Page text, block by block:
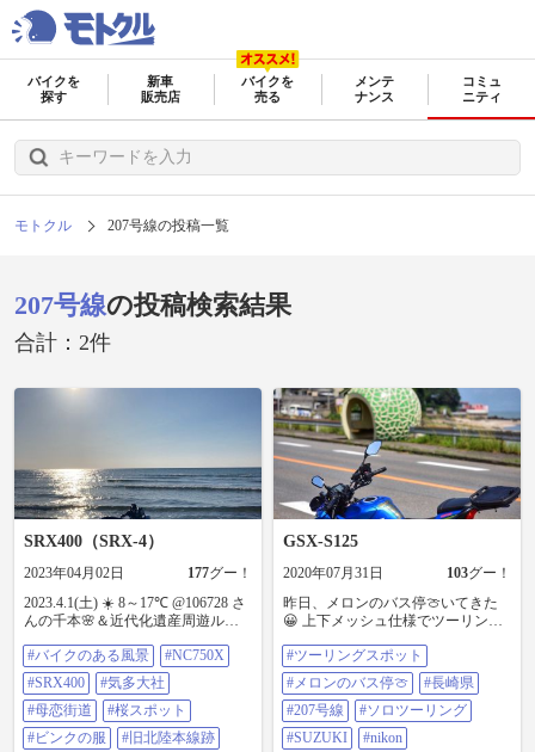
バイクを
探す
新車
販売店
バイクを
売る
メンテ
ナンス
コミュ
ニティ
モトクル 207号線の投稿一覧
207号線の投稿検索結果
合計：2件
SRX400（SRX-4）
2023年04月02日 177グー！
2023.4.1(土) ☀️ 8～17℃ @106728 さ
んの千本🌸＆近代化遺産周遊ルー
ありがとうございました🙇‍♀️ 旧北陸
本線トンネルは初めてだったので
ワクワク😂 狭いから交互通行で3分
や5分待ちの🚥方式 苔むしてたり山
の水が滴ってたりと...未体験ゾーン
🥶 #バイクのある風景 #NC750X
#バイクのある風景
#NC750X
#SRX400
#気多大社
#母恋街道
#桜スポット
#ビンクの服
#旧北陸本線跡
GSX-S125
2020年07月31日 103グー！
昨日、メロンのバス停🍈いてきた
😀 上下メッシュ仕様でツーリング
やられたけど...😅 #ツーリングスポ
ット #メロンのバス停🍈 #長崎県
#207号線 #ソロツーリング 385km
#SUZUKI #Nikon #メッシュジャケ
ット #メッシュパンツ #燃費は
49.6km/lでした🛵
#ツーリングスポット
#メロンのバス停🍈
#長崎県
#207号線
#ソロツーリング
#SUZUKI
#nikon